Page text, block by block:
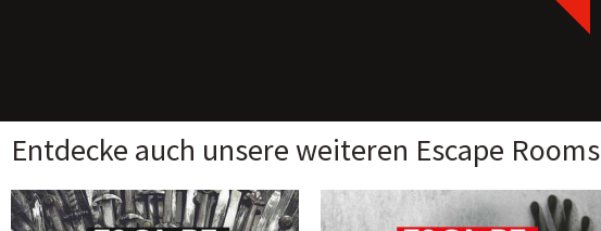
Entdecke auch unsere weiteren Escape Rooms​